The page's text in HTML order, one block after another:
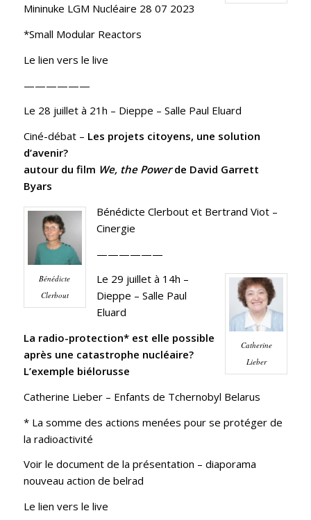
Mininuke LGM Nucléaire 28 07 2023
*Small Modular Reactors
Le lien vers le live
——————
Le 28 juillet à 21h – Dieppe – Salle Paul Eluard
Ciné-débat – Les projets citoyens, une solution
d’avenir?
autour du film We, the Powerde David Garrett
Byars
Bénédicte
Clerbout
Bénédicte Clerbout et Bertrand Viot –
Cinergie
——————
Catherine
Lieber
Le 29 juillet à 14h –
Dieppe – Salle Paul
Eluard
La radio-protection* est elle possible
après une catastrophe nucléaire?
L’exemple biélorusse
Catherine Lieber – Enfants de Tchernobyl Belarus
* La somme des actions menées pour se protéger de
la radioactivité
Voir le document de la présentation – diaporama
nouveau action de belrad
Le lien vers le live